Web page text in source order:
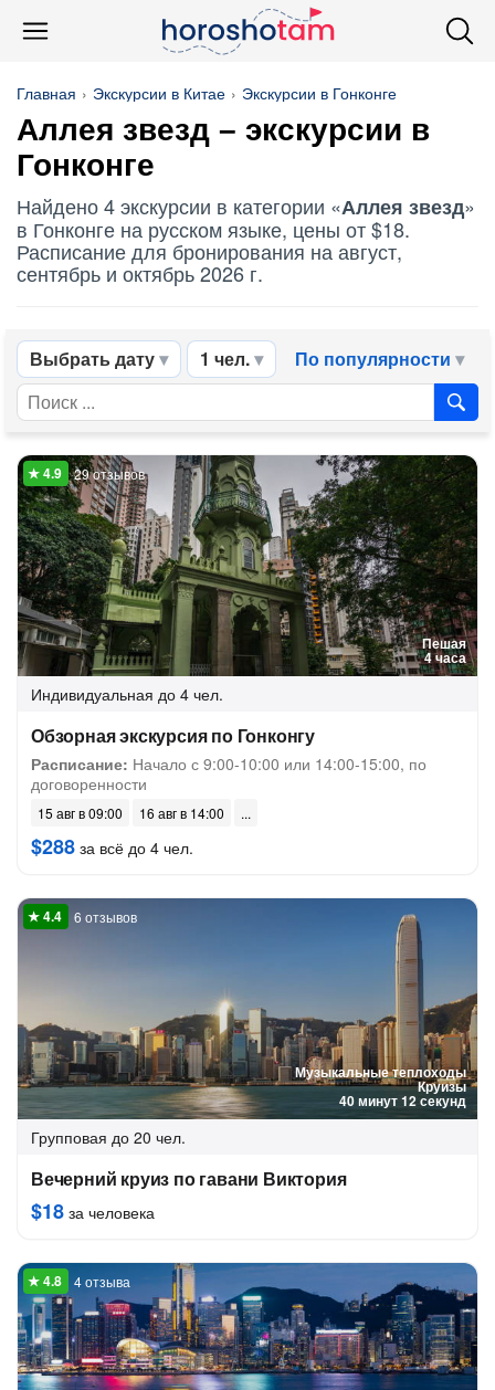
Главная Экскурсии в Китае Экскурсии в Гонконге
Аллея звезд – экскурсии в
Гонконге
Найдено 4 экскурсии в категории «Аллея звезд»
в Гонконге на русском языке, цены от $18.
Расписание для бронирования на август,
сентябрь и октябрь 2026 г.
Выбрать дату 1 чел. По популярности
Пешая
4 часа
29 отзывов
Индивидуальная до 4 чел.
Обзорная экскурсия по Гонконгу
Расписание: Начало с 9:00-10:00 или 14:00-15:00, по
договоренности
15 авг в 09:00 16 авг в 14:00
$288 за всё до 4 чел.
Музыкальные теплоходы
Круизы
40 минут 12 секунд
6 отзывов
Групповая до 20 чел.
Вечерний круиз по гавани Виктория
$18 за человека
4 отзыва